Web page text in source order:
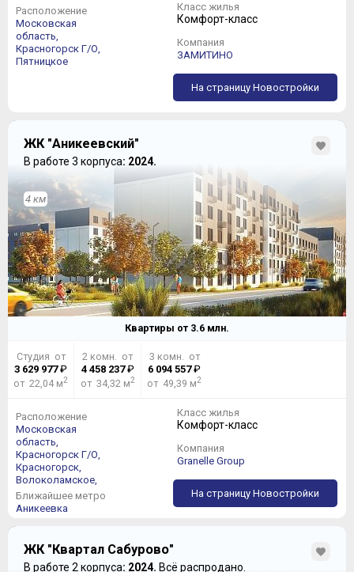
Расположение
Московская
область,
Красногорск Г/О,
Пятницкое
Класс жилья
Комфорт-класс
Компания
ЗАМИТИНО
На страницу Новостройки
ЖК "Аникеевский"
В работе 3 корпуса: 2024.
4 км
Квартиры от 3.6 млн.
Студия от
3 629 977₽
от 22,04 м2
2 комн. от
4 458 237₽
от 34,32 м2
3 комн. от
6 094 557₽
от 49,39 м2
Расположение
Московская
область,
Красногорск Г/О,
Красногорск,
Волоколамское,
Ближайшее метро
Аникеевка
Класс жилья
Комфорт-класс
Компания
Granelle Group
На страницу Новостройки
ЖК "Квартал Сабурово"
В работе 2 корпуса: 2024. Всё распродано.